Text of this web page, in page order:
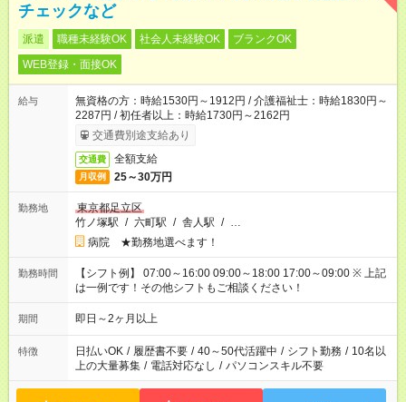
チェックなど
派遣 職種未経験OK 社会人未経験OK
ブランクOK
WEB登録・面接OK
給与
無資格の方：時給1530円～1912円 / 介護福祉士：時給1830円～
2287円 / 初任者以上：時給1730円～2162円
交通費別途支給あり
交通費 全額支給
月収例 25～30万円
勤務地
東京都足立区
竹ノ塚駅 / 六町駅 / 舎人駅 / …
病院 ★勤務地選べます！
勤務時間
【シフト例】 07:00～16:00 09:00～18:00 17:00～09:00 ※ 上記
は一例です！その他シフトもご相談ください！
期間 即日～2ヶ月以上
特徴 日払いOK / 履歴書不要 / 40～50代活躍中 / シフト勤務 / 10名以
上の大量募集 / 電話対応なし / パソコンスキル不要